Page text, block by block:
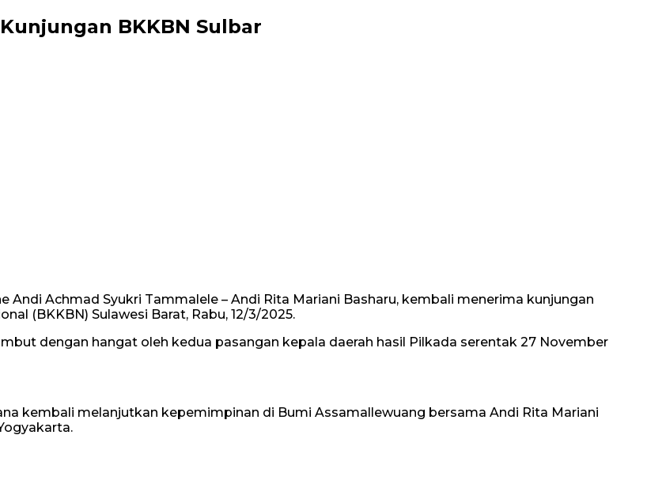
BKKBN Sulbar
Andi Achmad Syukri Tammalele – Andi Rita Mariani Basharu, kembali menerima kunjungan
(BKKBN) Sulawesi Barat, Rabu, 12/3/2025.
dengan hangat oleh kedua pasangan kepala daerah hasil Pilkada serentak 27 November
kembali melanjutkan kepemimpinan di Bumi Assamallewuang bersama Andi Rita Mariani